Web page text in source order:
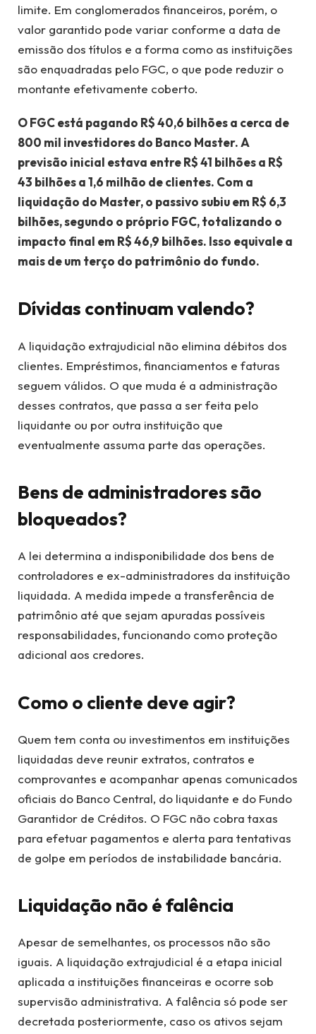
limite. Em conglomerados financeiros, porém, o
valor garantido pode variar conforme a data de
emissão dos títulos e a forma como as instituições
são enquadradas pelo FGC, o que pode reduzir o
montante efetivamente coberto.
O FGC está pagando R$ 40,6 bilhões a cerca de
800 mil investidores do Banco Master. A
previsão inicial estava entre R$ 41 bilhões a R$
43 bilhões a 1,6 milhão de clientes. Com a
liquidação do Master, o passivo subiu em R$ 6,3
bilhões, segundo o próprio FGC, totalizando o
impacto final em R$ 46,9 bilhões. Isso equivale a
mais de um terço do patrimônio do fundo.
Dívidas continuam valendo?
A liquidação extrajudicial não elimina débitos dos
clientes. Empréstimos, financiamentos e faturas
seguem válidos. O que muda é a administração
desses contratos, que passa a ser feita pelo
liquidante ou por outra instituição que
eventualmente assuma parte das operações.
Bens de administradores são
bloqueados?
A lei determina a indisponibilidade dos bens de
controladores e ex-administradores da instituição
liquidada. A medida impede a transferência de
patrimônio até que sejam apuradas possíveis
responsabilidades, funcionando como proteção
adicional aos credores.
Como o cliente deve agir?
Quem tem conta ou investimentos em instituições
liquidadas deve reunir extratos, contratos e
comprovantes e acompanhar apenas comunicados
oficiais do Banco Central, do liquidante e do Fundo
Garantidor de Créditos. O FGC não cobra taxas
para efetuar pagamentos e alerta para tentativas
de golpe em períodos de instabilidade bancária.
Liquidação não é falência
Apesar de semelhantes, os processos não são
iguais. A liquidação extrajudicial é a etapa inicial
aplicada a instituições financeiras e ocorre sob
supervisão administrativa. A falência só pode ser
decretada posteriormente, caso os ativos sejam